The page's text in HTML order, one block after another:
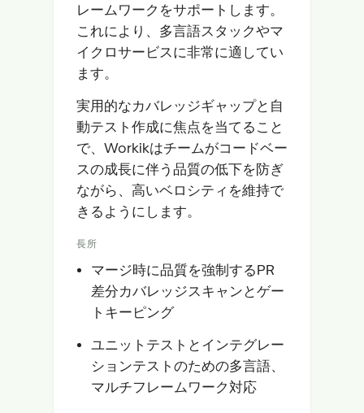
レームワークをサポートします。
これにより、多言語スタックやマ
イクロサービスに非常に適してい
ます。
実用的なカバレッジギャップと自
動テスト作成に焦点を当てること
で、Workikはチームがコードベー
スの成長に伴う品質の低下を防ぎ
ながら、高いベロシティを維持で
きるようにします。
長所
マージ時に品質を強制するPR
差分カバレッジスキャンとゲー
トキーピング
ユニットテストとインテグレー
ションテストのための多言語、
マルチフレームワーク対応